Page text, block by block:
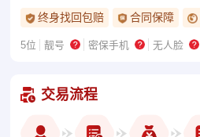
终身找回包赔 合同保障
5位 靓号 密保手机 无人脸
交易流程